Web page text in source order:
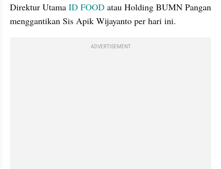
Direktur Utama ID FOOD atau Holding BUMN Pangan
menggantikan Sis Apik Wijayanto per hari ini.
ADVERTISEMENT